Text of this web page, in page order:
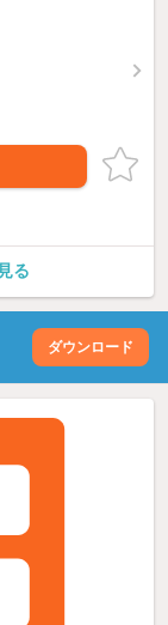
る
ダウンロード